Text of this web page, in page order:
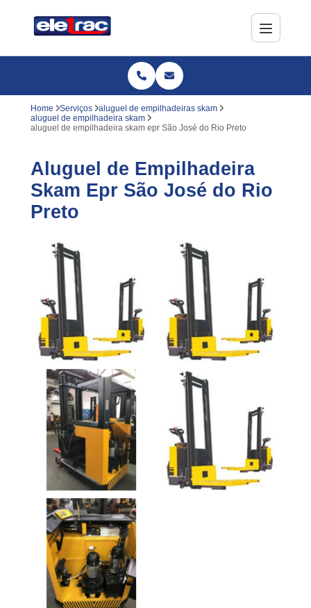
Home Serviços
aluguel de empilhadeiras skam
aluguel de empilhadeira skam
aluguel de empilhadeira skam epr São José do Rio Preto
Aluguel de Empilhadeira
Skam Epr São José do Rio
Preto